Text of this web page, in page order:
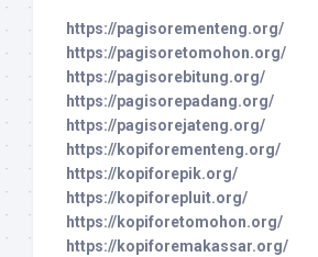
https://pagisorementeng.org/
https://pagisoretomohon.org/
https://pagisorebitung.org/
https://pagisorepadang.org/
https://pagisorejateng.org/
https://kopiforementeng.org/
https://kopiforepik.org/
https://kopiforepluit.org/
https://kopiforetomohon.org/
https://kopiforemakassar.org/